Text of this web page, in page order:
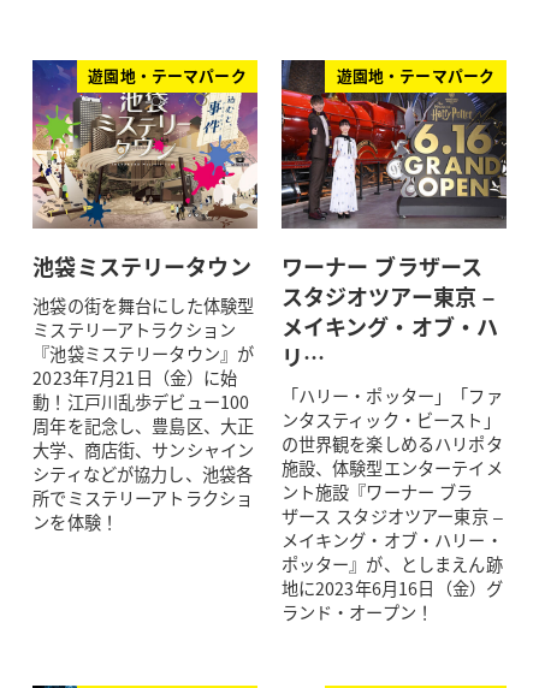
遊園地・テーマパーク
池袋ミステリータウン
池袋の街を舞台にした体験型
ミステリーアトラクション
『池袋ミステリータウン』が
2023年7月21日（金）に始
動！江戸川乱歩デビュー100
周年を記念し、豊島区、大正
大学、商店街、サンシャイン
シティなどが協力し、池袋各
所でミステリーアトラクショ
ンを体験！
遊園地・テーマパーク
ワーナー ブラザース
スタジオツアー東京 –
メイキング・オブ・ハ
リ…
「ハリー・ポッター」「ファ
ンタスティック・ビースト」
の世界観を楽しめるハリポタ
施設、体験型エンターテイメ
ント施設『ワーナー ブラ
ザース スタジオツアー東京 –
メイキング・オブ・ハリー・
ポッター』が、としまえん跡
地に2023年6月16日（金）グ
ランド・オープン！